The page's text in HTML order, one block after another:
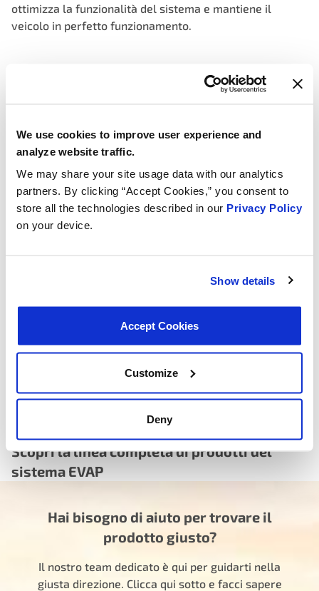
We use cookies to improve user experience and
analyze website traffic.
We may share your site usage data with our analytics
partners. By clicking “Accept Cookies,” you consent to
store all the technologies described in our Privacy Policy
on your device.
Show details
Accept Cookies
Customize
Deny
ottimizza la funzionalità del sistema e mantiene il
veicolo in perfetto funzionamento.
La pompa svolge un ruolo fondamentale nell’identificare
le perdite nel sistema EVAP, impedendo ai vapori di
Progettata per creare un vuoto preciso, garantendo
un’identificazione accurata delle perdite per migliorare
le prestazioni del veicolo
Dotata di sensori integrati che monitorano
continuamente i livelli di pressione, consentendo il
rilevamento immediato di eventuali perdite o
Scopri la linea completa di prodotti del
sistema EVAP
Hai bisogno di aiuto per trovare il
prodotto giusto?
Il nostro team dedicato è qui per guidarti nella
giusta direzione. Clicca qui sotto e facci sapere